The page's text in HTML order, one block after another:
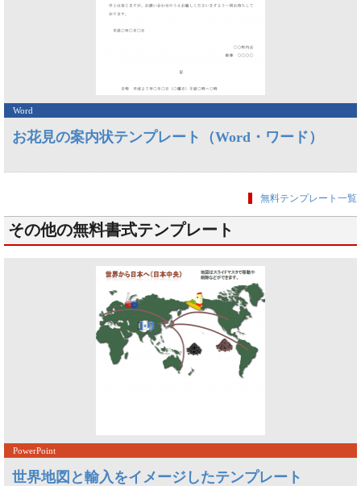
Word
お花見の案内状テンプレート（Word・ワード）
無料テンプレート一覧
その他の無料書式テンプレート
PowerPoint
世界地図と輸入をイメージしたテンプレート